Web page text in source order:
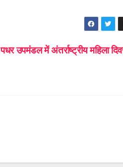
उपमंडल में अंतर्राष्ट्रीय महिला